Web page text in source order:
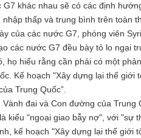
khác nhau sẽ có các định
thấp và trung bình trên toàn
của các nước G7, phóng viên
các nước G7 đều bày tỏ lo ngại
họ hiểu rằng cần phải có một
Kế hoạch "Xây dựng lại thế giới
Trung Quốc”.
đai và Con đường của
kiểu "ngoại giao bẫy nợ", với "sự
kế hoạch "Xây dựng lại thế giới